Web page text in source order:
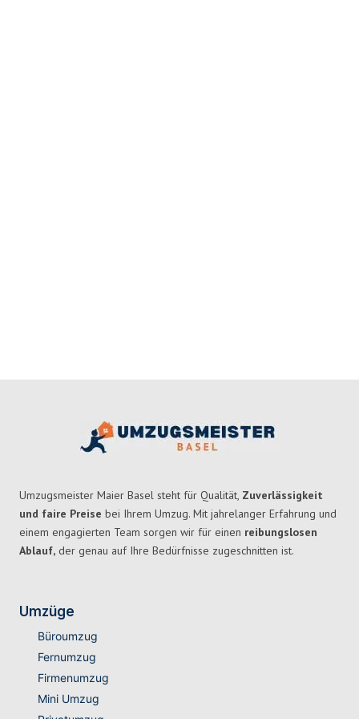
Umzugsmeister Maier Basel steht für Qualität, Zuverlässigkeit
und faire Preise bei Ihrem Umzug. Mit jahrelanger Erfahrung und
einem engagierten Team sorgen wir für einen reibungslosen
Ablauf, der genau auf Ihre Bedürfnisse zugeschnitten ist.
Umzüge
Büroumzug
Fernumzug
Firmenumzug
Mini Umzug